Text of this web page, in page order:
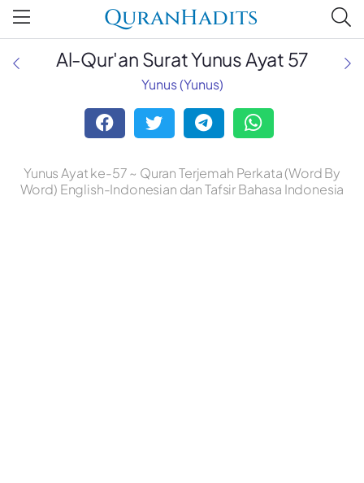
QuranHadits
Al-Qur'an Surat Yunus Ayat 57
Yunus (Yunus)
Yunus Ayat ke-57 ~ Quran Terjemah Perkata (Word By
Word) English-Indonesian dan Tafsir Bahasa Indonesia